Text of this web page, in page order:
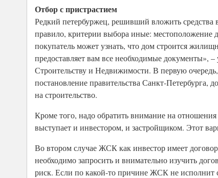
Отбор с пристрастием
Редкий петербуржец, решивший вложить средства
правило, критерии выбора иные: местоположение
покупатель может узнать, что дом строится
предоставляет вам все необходимые документы»,
Строительству и Недвижимости. В первую
постановление правительства Санкт-Петербурга,
на строительство.
Кроме того, надо обратить внимание на
выступает и инвестором, и застройщиком. Этот
Во втором случае ЖСК как инвестор имеет
необходимо запросить и внимательно изучить
риск. Если по какой-то причине ЖСК не исполнит